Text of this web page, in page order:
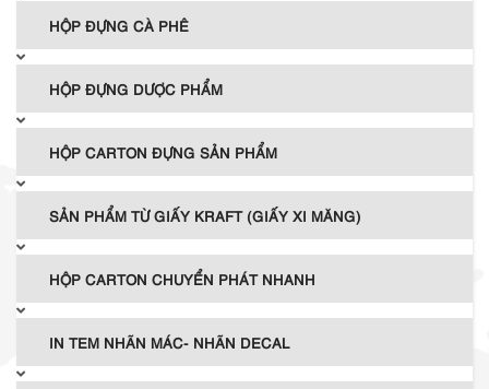
HỘP ĐỰNG CÀ PHÊ
HỘP ĐỰNG DƯỢC PHẨM
HỘP CARTON ĐỰNG SẢN PHẨM
SẢN PHẨM TỪ GIẤY KRAFT (GIẤY XI MĂNG)
HỘP CARTON CHUYỂN PHÁT NHANH
IN TEM NHÃN MÁC- NHÃN DECAL